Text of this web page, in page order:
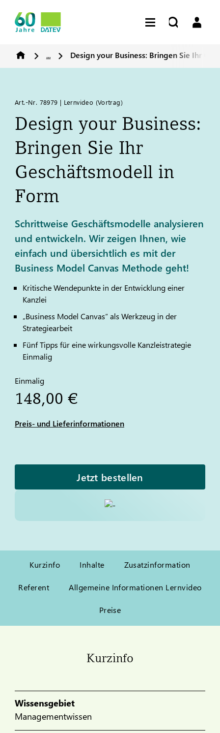
... Design your Business: Bringen Sie Ihr
Art.-Nr. 78979 | Lernvideo (Vortrag)
Design your Business:
Bringen Sie Ihr
Geschäftsmodell in
Form
Schrittweise Geschäftsmodelle analysieren
und entwickeln. Wir zeigen Ihnen, wie
einfach und übersichtlich es mit der
Business Model Canvas Methode geht!
Kritische Wendepunkte in der Entwicklung einer
Kanzlei
„Business Model Canvas“ als Werkzeug in der
Strategiearbeit
Fünf Tipps für eine wirkungsvolle Kanzleistrategie
Einmalig
Einmalig
148,00 €
Preis- und Lieferinformationen
Jetzt bestellen
Kurzinfo Inhalte Zusatzinformation
Referent Allgemeine Informationen Lernvideo
Preise
Kurzinfo
Wissensgebiet
Managementwissen